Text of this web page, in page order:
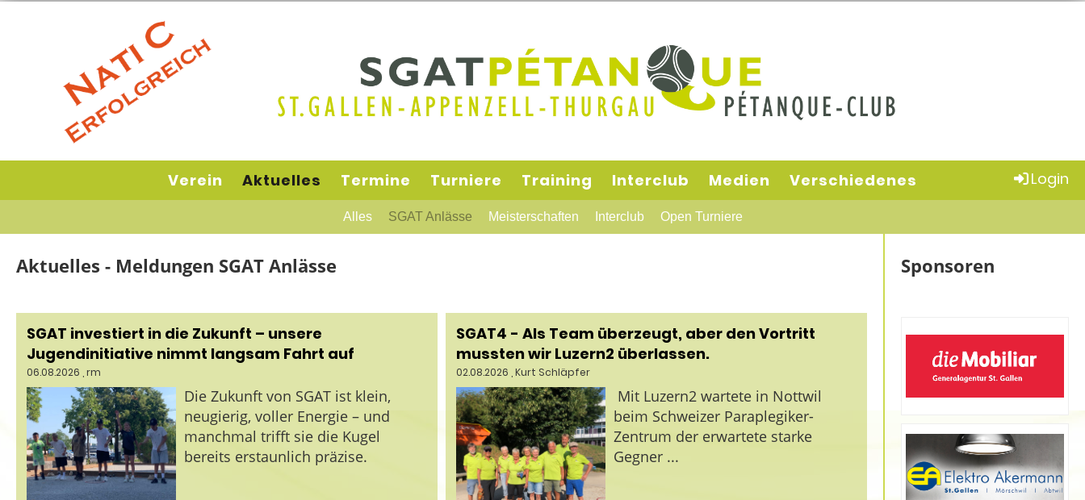
Verein Aktuelles Termine Turniere Training Interclub Medien Verschiedenes Login
Alles SGAT Anlässe Meisterschaften Interclub Open Turniere
Aktuelles - Meldungen SGAT Anlässe
SGAT investiert in die Zukunft – unsere
Jugendinitiative nimmt langsam Fahrt auf
06.08.2026 , rm
Die Zukunft von SGAT ist klein,
neugierig, voller Energie – und
manchmal trifft sie die Kugel
bereits erstaunlich präzise.
SGAT4 - Als Team überzeugt, aber den Vortritt
mussten wir Luzern2 überlassen.
02.08.2026 , Kurt Schläpfer
Mit Luzern2 wartete in Nottwil
beim Schweizer Paraplegiker-
Zentrum der erwartete starke
Gegner ...
Sponsoren